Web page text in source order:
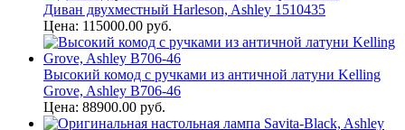
Диван двухместный Harleson, Ashley 1510435
Цена: 115000.00 руб.
Высокий комод с ручками из античной латуни Kelling
Grove, Ashley B706-46
Цена: 88900.00 руб.